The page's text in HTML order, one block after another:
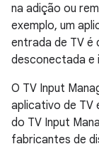
na adição ou
exemplo, um
entrada de TV é
desconectada e
O TV Input
aplicativo de TV
do TV Input
fabricantes de